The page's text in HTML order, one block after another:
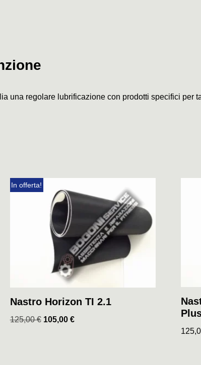
una regolare lubrificazione con prodotti specifici per
In offerta!
Nastro Horizon TI 2.1
125,00€ 105,00 €